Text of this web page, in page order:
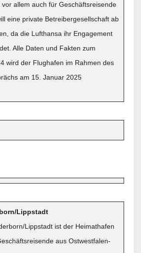
allem auch für Geschäftsreisende
eine private Betreibergesellschaft ab
da die Lufthansa ihr Engagement
Alle Daten und Fakten zum
wird der Flughafen im Rahmen des
am 15. Januar 2025
Lippstadt
Lippstadt ist der Heimathafen
aus Ostwestfalen-